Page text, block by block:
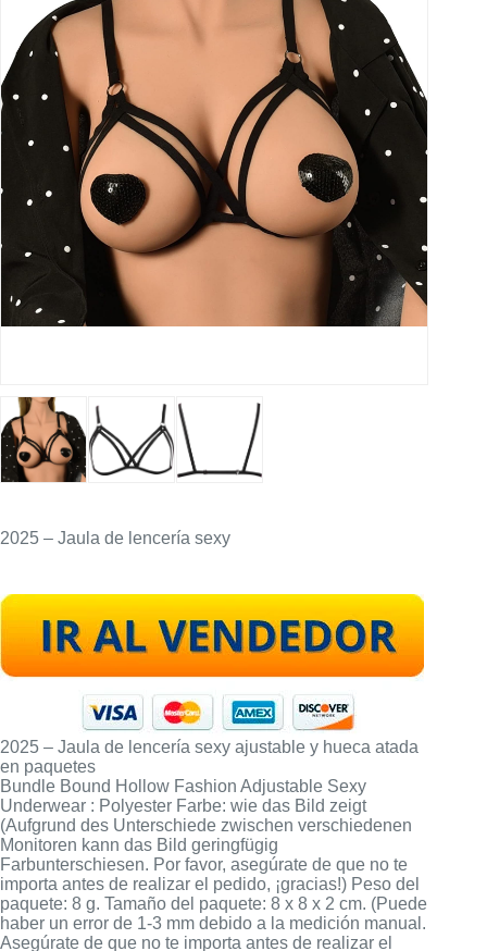
2025 – Jaula de lencería sexy
2025 – Jaula de lencería sexy ajustable y hueca atada
en paquetes
Bundle Bound Hollow Fashion Adjustable Sexy
Underwear : Polyester Farbe: wie das Bild zeigt
(Aufgrund des Unterschiede zwischen verschiedenen
Monitoren kann das Bild geringfügig
Farbunterschiesen. Por favor, asegúrate de que no te
importa antes de realizar el pedido, ¡gracias!) Peso del
paquete: 8 g. Tamaño del paquete: 8 x 8 x 2 cm. (Puede
haber un error de 1-3 mm debido a la medición manual.
Asegúrate de que no te importa antes de realizar el